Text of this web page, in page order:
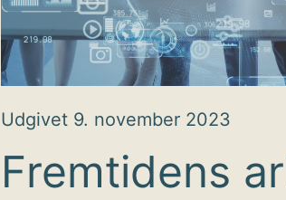
Udgivet 9. november 2023
Fremtidens